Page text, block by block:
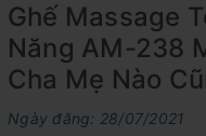
Ghế Massage
Năng AM-238
Cha Mẹ Nào
Ngày đăng: 28/07/2021